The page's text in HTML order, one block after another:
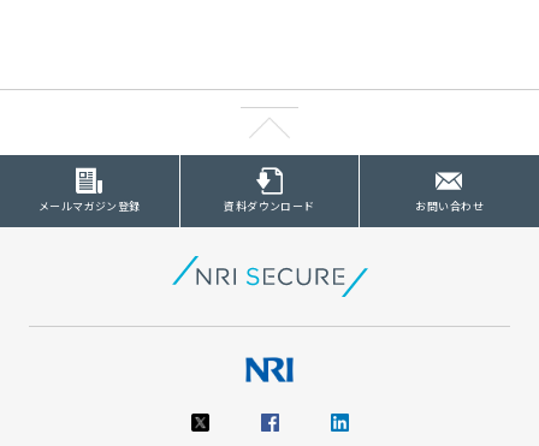
メールマガジン登録 資料ダウンロード お問い合わせ